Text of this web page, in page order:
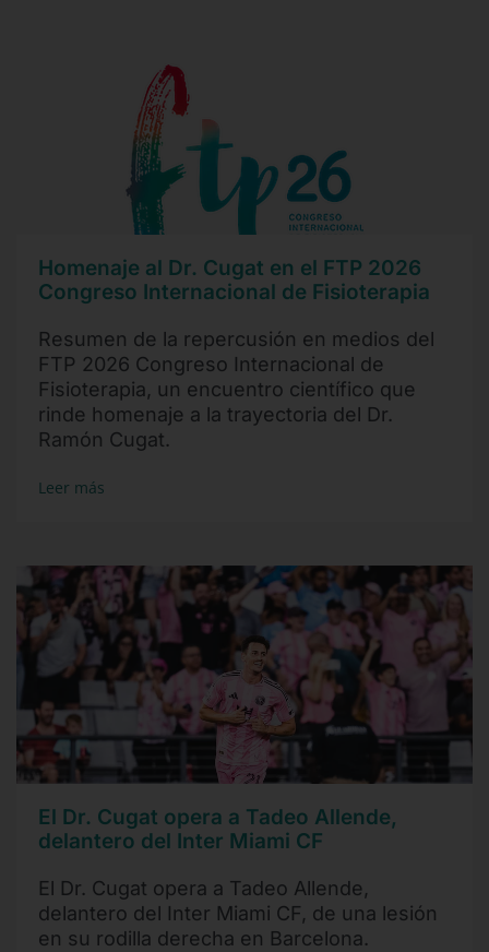
Homenaje al Dr. Cugat en el FTP 2026
Congreso Internacional de Fisioterapia
Resumen de la repercusión en medios del
FTP 2026 Congreso Internacional de
Fisioterapia, un encuentro científico que
rinde homenaje a la trayectoria del Dr.
Ramón Cugat.
Leer más
El Dr. Cugat opera a Tadeo Allende,
delantero del Inter Miami CF
El Dr. Cugat opera a Tadeo Allende,
delantero del Inter Miami CF, de una lesión
en su rodilla derecha en Barcelona.